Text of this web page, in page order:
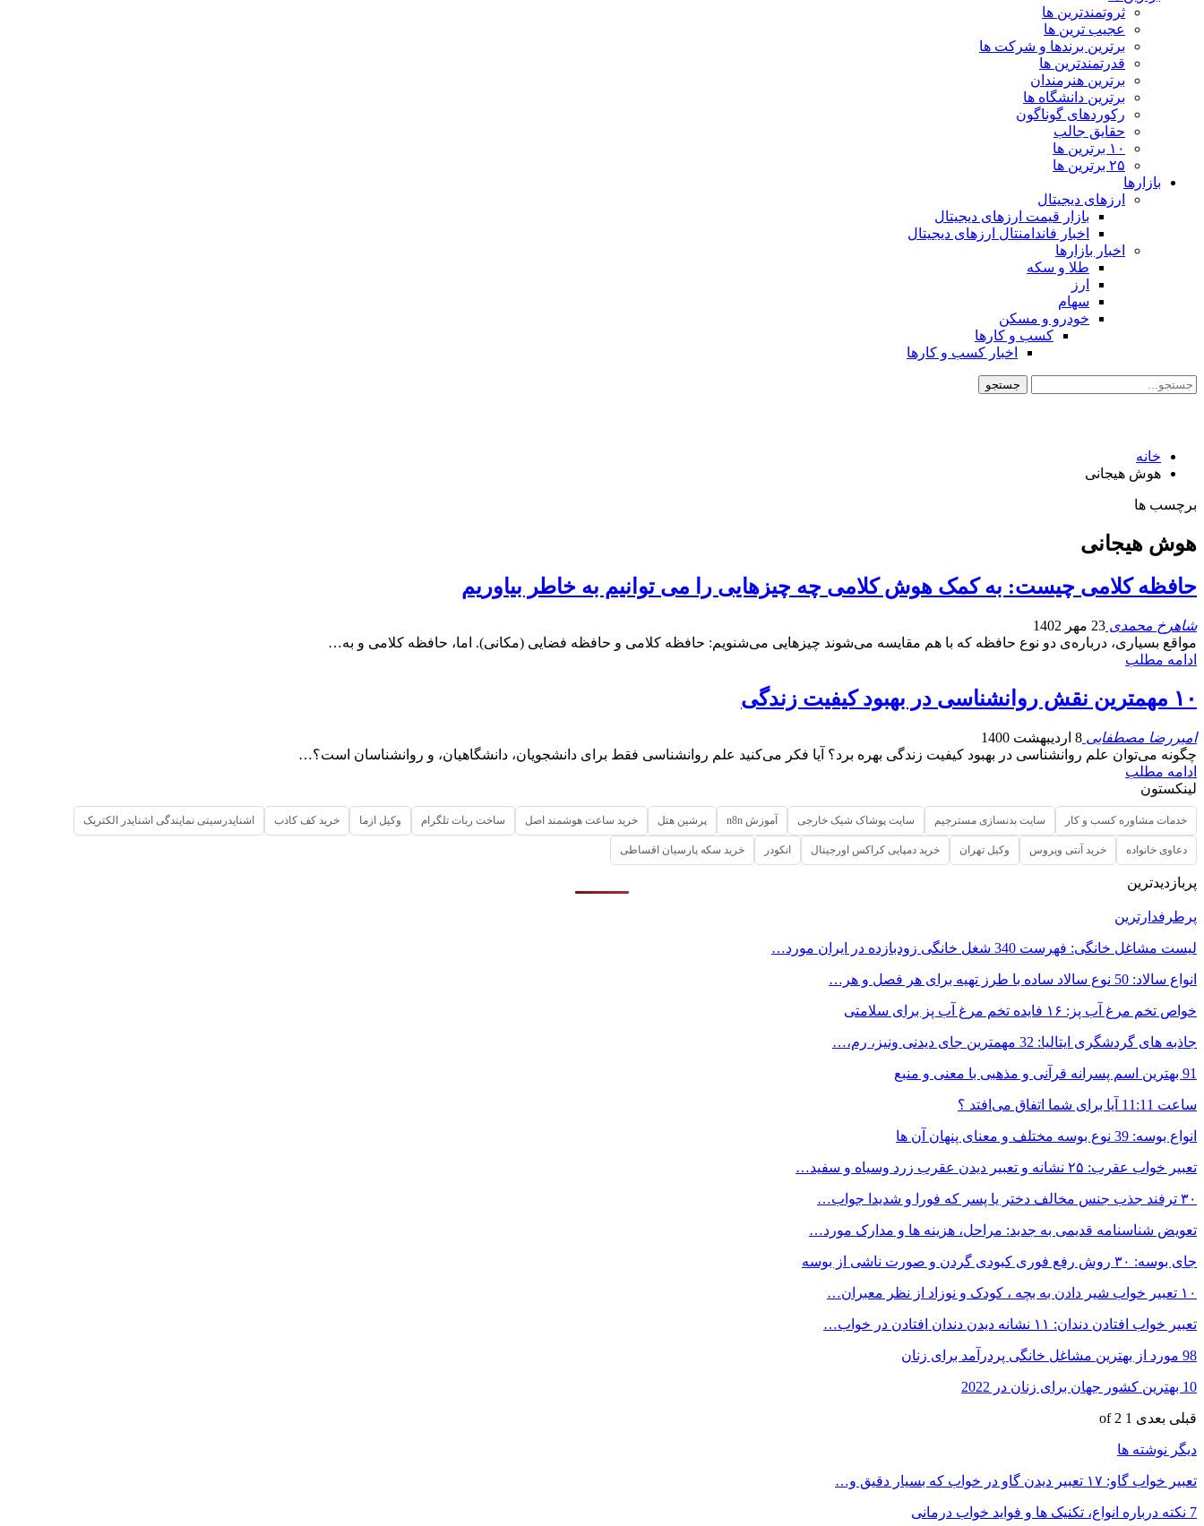
ثروتمندترین ها
عجیب ترین ها
برترین برندها و شرکت ها
قدرتمندترین ها
برترین هنرمندان
برترین دانشگاه ها
رکوردهای گوناگون
حقایق جالب
۱۰ برترین ها
۲۵ برترین ها
بازارها
ارزهای دیجیتال
بازار قیمت ارزهای دیجیتال
اخبار فاندامنتال ارزهای دیجیتال
اخبار بازارها
طلا و سکه
ارز
سهام
خودرو و مسکن
کسب و کارها
اخبار کسب و کارها
خانه
هوش هیجانی
برچسب ها
هوش هیجانی
حافظه کلامی چیست: به کمک هوش کلامی چه چیزهایی را می توانیم به خاطر بیاوریم
شاهرخ محمدی 23 مهر 1402
مواقع بسیاری، درباره‌ی دو نوع حافظه که با هم مقایسه می‌شوند چیزهایی می‌شنویم:‌ حافظه کلامی و حافظه فضایی (مکانی). اما، حافظه کلامی و به…
ادامه مطلب
۱۰ مهمترین نقش روانشناسی در بهبود کیفیت زندگی
امیررضا مصطفایی 8 اردیبهشت 1400
چگونه می‌توان علم روانشناسی در بهبود کیفیت زندگی بهره برد؟ آیا فکر می‌‌کنید علم روانشناسی فقط برای دانشجویان، دانشگاهیان، و روانشناسان است؟…
ادامه مطلب
لینکستون
خدمات مشاوره کسب و کار سایت بدنسازی مسترجیم سایت پوشاک شیک خارجی آموزش n8n پرشین هتل خرید ساعت هوشمند اصل ساخت ربات تلگرام وکیل ازما خرید کف کاذب اشنایدرسیتی نمایندگی اشنایدر الکتریک
دعاوی خانواده خرید آنتی ویروس وکیل تهران خرید دمپایی کراکس اورجینال انکودر خرید سکه پارسیان اقساطی
پربازدیدترین
پرطرفدارترین
لیست مشاغل خانگی: فهرست 340 شغل خانگی زودبازده در ایران مورد…
انواع سالاد: 50 نوع سالاد ساده با طرز تهیه برای هر فصل و هر…
خواص تخم مرغ آب پز: ۱۶ فایده تخم مرغ آب پز برای سلامتی
جاذبه های گردشگری ایتالیا: 32 مهمترین جای دیدنی ونیز، رم،…
91 بهترین اسم پسرانه قرآنی و مذهبی با معنی و منبع
ساعت 11:11 آیا برای شما اتفاق می‌افتد ؟
انواع بوسه: 39 نوع بوسه مختلف و معنای پنهان آن ها
تعبیر خواب عقرب: ۲۵ نشانه و تعبیر دیدن عقرب زرد وسیاه و سفید…
۳۰ ترفند جذب جنس مخالف دختر یا پسر که فورا و شدیدا جواب…
تعویض شناسنامه قدیمی به جدید: مراحل، هزینه ها و مدارک مورد…
جای بوسه: ۳۰ روش رفع فوری کبودی گردن و صورت ناشی از بوسه
۱۰ تعبیر خواب شیر دادن به بچه ، کودک و نوزاد از نظر معبران…
تعبیر خواب افتادن دندان: ۱۱ نشانه دیدن دندان افتادن در خواب…
98 مورد از بهترین مشاغل خانگی پردرآمد برای زنان
10 بهترین کشور جهان برای زنان در 2022
قبلی بعدی 1 of 2
دیگر نوشته ها
تعبیر خواب گاو: ۱۷ تعبیر دیدن گاو در خواب که بسیار دقیق و…
7 نکته درباره انواع، تکنیک ها و فواید خواب درمانی